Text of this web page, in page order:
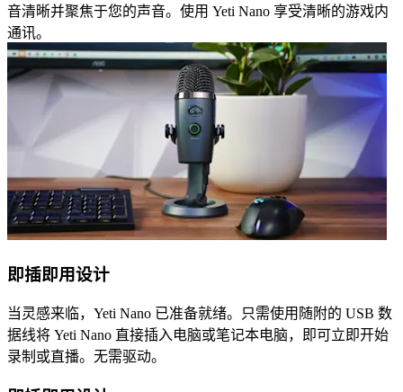
音清晰并聚焦于您的声音。使用 Yeti Nano 享受清晰的游戏内
通讯。
即插即用设计
当灵感来临，Yeti Nano 已准备就绪。只需使用随附的 USB 数
据线将 Yeti Nano 直接插入电脑或笔记本电脑，即可立即开始
录制或直播。无需驱动。